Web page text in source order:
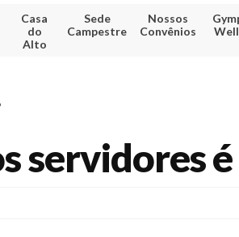
Casa
do
Alto
Sede
Campestre
Nossos
Convênios
servidores